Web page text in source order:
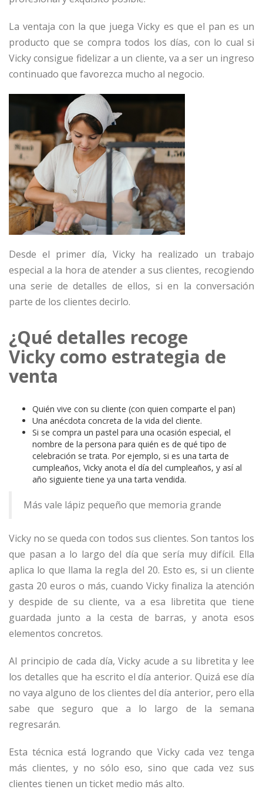
La ventaja con la que juega Vicky es que el pan es un
producto que se compra todos los días, con lo cual si
Vicky consigue fidelizar a un cliente, va a ser un ingreso
continuado que favorezca mucho al negocio.
Desde el primer día, Vicky ha realizado un trabajo
especial a la hora de atender a sus clientes, recogiendo
una serie de detalles de ellos, si en la conversación
parte de los clientes decirlo.
¿Qué detalles recoge
Vicky como estrategia de
venta
Quién vive con su cliente (con quien comparte el pan)
Una anécdota concreta de la vida del cliente.
Si se compra un pastel para una ocasión especial, el
nombre de la persona para quién es de qué tipo de
celebración se trata. Por ejemplo, si es una tarta de
cumpleaños, Vicky anota el día del cumpleaños, y así al
año siguiente tiene ya una tarta vendida.
Más vale lápiz pequeño que memoria grande
Vicky no se queda con todos sus clientes. Son tantos los
que pasan a lo largo del día que sería muy difícil. Ella
aplica lo que llama la regla del 20. Esto es, si un cliente
gasta 20 euros o más, cuando Vicky finaliza la atención
y despide de su cliente, va a esa libretita que tiene
guardada junto a la cesta de barras, y anota esos
elementos concretos.
Al principio de cada día, Vicky acude a su libretita y lee
los detalles que ha escrito el día anterior. Quizá ese día
no vaya alguno de los clientes del día anterior, pero ella
sabe que seguro que a lo largo de la semana
regresarán.
Esta técnica está logrando que Vicky cada vez tenga
más clientes, y no sólo eso, sino que cada vez sus
clientes tienen un ticket medio más alto.